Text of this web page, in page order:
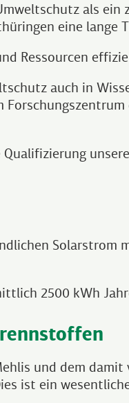
als
eine lange
Ressourcen
auch in
Solarstrom
2500 kWh
und dem
ist ein